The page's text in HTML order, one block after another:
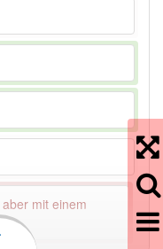
aber mit einem